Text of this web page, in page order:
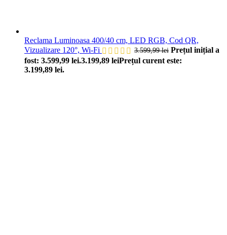
Reclama Luminoasa 400/40 cm, LED RGB, Cod QR,
Vizualizare 120°, Wi-Fi
3.599,99lei Prețul inițial a
fost: 3.599,99 lei.3.199,89 leiPrețul curent este:
3.199,89 lei.